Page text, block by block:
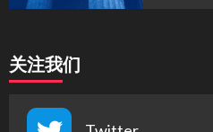
关注我们